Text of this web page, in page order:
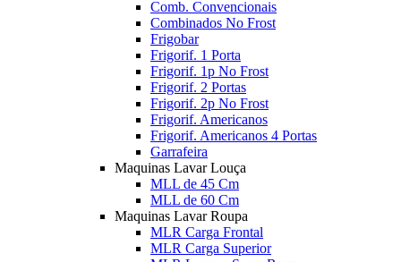
Comb. Convencionais
Combinados No Frost
Frigobar
Frigorif. 1 Porta
Frigorif. 1p No Frost
Frigorif. 2 Portas
Frigorif. 2p No Frost
Frigorif. Americanos
Frigorif. Americanos 4 Portas
Garrafeira
Maquinas Lavar Louça
MLL de 45 Cm
MLL de 60 Cm
Maquinas Lavar Roupa
MLR Carga Frontal
MLR Carga Superior